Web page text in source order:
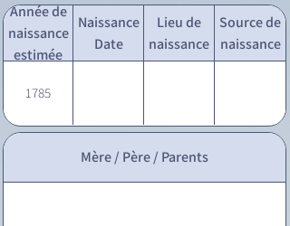
Année de
naissance
estimée
Naissance
Date
Lieu de
naissance
Source de
naissance
1785
Mère / Père / Parents